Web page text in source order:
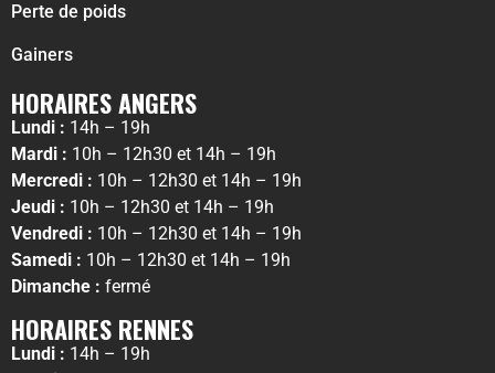
Perte de poids
Gainers
HORAIRES ANGERS
Lundi : 14h – 19h
Mardi : 10h – 12h30 et 14h – 19h
Mercredi : 10h – 12h30 et 14h – 19h
Jeudi : 10h – 12h30 et 14h – 19h
Vendredi : 10h – 12h30 et 14h – 19h
Samedi : 10h – 12h30 et 14h – 19h
Dimanche : fermé
HORAIRES RENNES
Lundi : 14h – 19h